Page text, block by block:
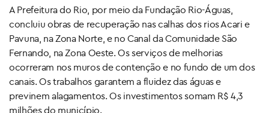
A Prefeitura do Rio, por meio da Fundação Rio-Águas,
concluiu obras de recuperação nas calhas dos rios Acari e
Pavuna, na Zona Norte, e no Canal da Comunidade São
Fernando, na Zona Oeste. Os serviços de melhorias
ocorreram nos muros de contenção e no fundo de um dos
canais. Os trabalhos garantem a fluidez das águas e
previnem alagamentos. Os investimentos somam R$ 4,3
milhões do município.